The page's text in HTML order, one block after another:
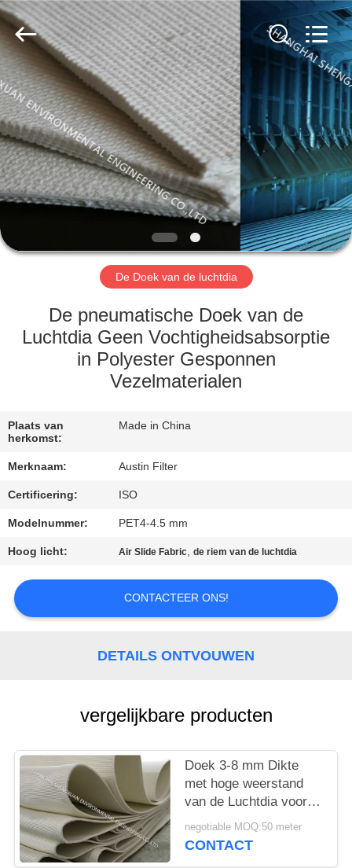
HUIS
PRODUCTEN
ONGEVEER
ONS
FABRIEKSREIS
KWALITEITSCONTROLE
CONTACTEER
VERZOEK
OM
CITAAT
SITEMAP
PRIVACY
Engineering
Co.,LTD.
Rights
Reserved.
Developed
ECER
De Doek van de luchtdia
De pneumatische Doek van de
Luchtdia Geen Vochtigheidsabsorptie
in Polyester Gesponnen
Vezelmaterialen
Plaats van
herkomst:
Made in China
Merknaam: Austin Filter
Certificering: ISO
Modelnummer: PET4-4.5 mm
Hoog licht: Air Slide Fabric,de riem van de luchtdia
CONTACTEER ONS!
DETAILS ONTVOUWEN
vergelijkbare producten
Doek 3-8 mm Dikte
met hoge weerstand
van de Luchtdia voor
Pneumatische
Transportbandlijnen
negotiable MOQ:50 meter
CONTACT